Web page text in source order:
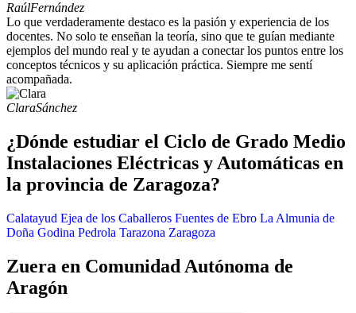
RaúlFernández
Lo que verdaderamente destaco es la pasión y experiencia de los
docentes. No solo te enseñan la teoría, sino que te guían mediante
ejemplos del mundo real y te ayudan a conectar los puntos entre los
conceptos técnicos y su aplicación práctica. Siempre me sentí
acompañada.
ClaraSánchez
¿Dónde estudiar el Ciclo de Grado Medio
Instalaciones Eléctricas y Automáticas en
la provincia de Zaragoza?
Calatayud Ejea de los Caballeros Fuentes de Ebro La Almunia de
Doña Godina Pedrola Tarazona Zaragoza
Zuera en Comunidad Autónoma de
Aragón